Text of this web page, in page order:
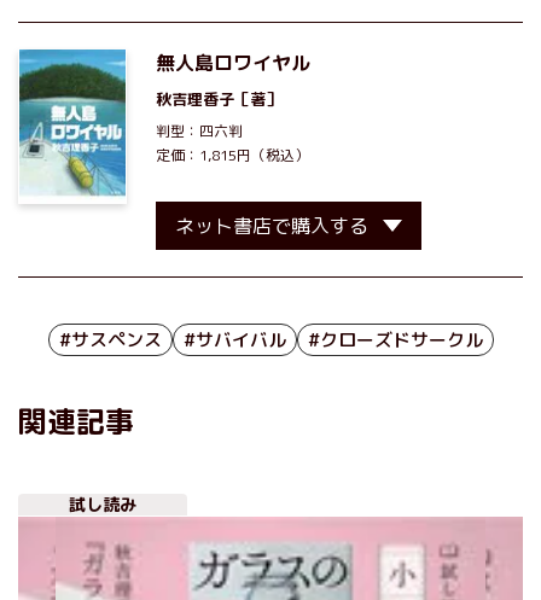
無人島ロワイヤル
秋吉理香子 ［著］
判型：四六判
定価：1,815円（税込）
ネット書店で購入する
#サスペンス #サバイバル #クローズドサークル
関連記事
試し読み